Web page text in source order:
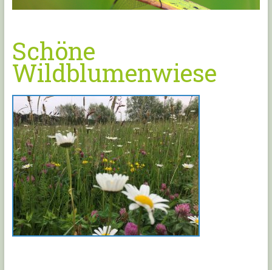
Schöne
Wildblumenwiese